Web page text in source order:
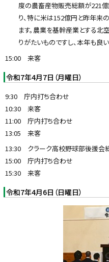
度の農畜産物販売総額が221
り、特に米は152億円と昨年来
ます。農業を基幹産業とする北
りがたいものですし、本年も良
15:00 来客
令和7年4月7日（月曜日）
9:30 庁内打ち合わせ
10:30 来客
11:00 庁内打ち合わせ
13:05 来客
13:30 クラーク高校野球部後援会
15:00 庁内打ち合わせ
15:30 来客
令和7年4月6日（日曜日）